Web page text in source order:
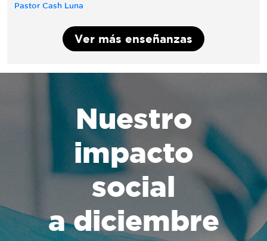
Pastor Cash Luna
Ver más enseñanzas
Nuestro
impacto
social
a diciembre